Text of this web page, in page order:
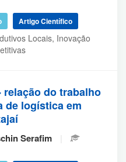
Artigo Científico
Locais, Inovação
do trabalho
de logística em
Serafim